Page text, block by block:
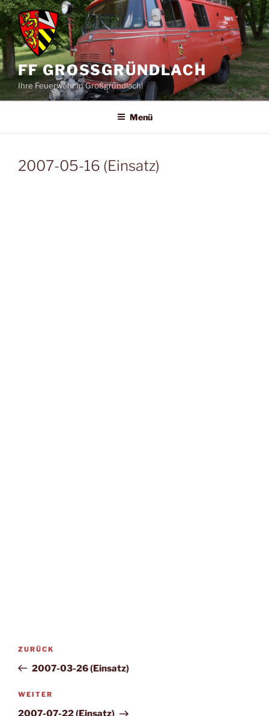
Zum
Inhalt
springen
FF GROSSGRÜNDLACH
Ihre Feuerwehr in Großgründlach!
Menü
2007-05-16 (Einsatz)
Beitragsnavigation
Vorheriger
Beitrag
ZURÜCK
2007-03-26 (Einsatz)
Nächster
Beitrag
WEITER
2007-07-22 (Einsatz)